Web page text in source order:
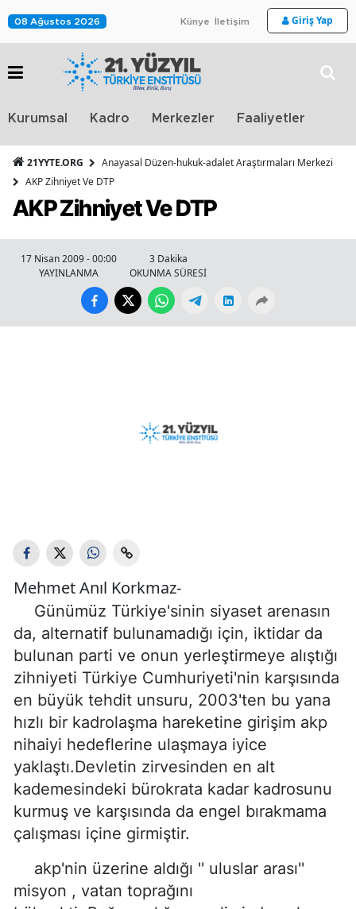
08 Ağustos 2026 Künye İletişim Giriş Yap
Kurumsal Kadro Merkezler Faaliyetler
21YYTE.ORG
Anayasal Düzen-hukuk-adalet Araştırmaları Merkezi
AKP Zihniyet Ve DTP
AKP Zihniyet Ve DTP
17 Nisan 2009 - 00:00
YAYINLANMA
3 Dakika
OKUNMA SÜRESİ
Mehmet Anıl Korkmaz-
Günümüz Türkiye'sinin siyaset arenasın
da, alternatif bulunamadığı için, iktidar da
bulunan parti ve onun yerleştirmeye alıştığı
zihniyeti Türkiye Cumhuriyeti'nin karşısında
en büyük tehdit unsuru, 2003'ten bu yana
hızlı bir kadrolaşma hareketine girişim akp
nihaiyi hedeflerine ulaşmaya iyice
yaklaştı.Devletin zirvesinden en alt
kademesindeki bürokrata kadar kadrosunu
kurmuş ve karşısında da engel bırakmama
çalışması içine girmiştir.
akp'nin üzerine aldığı '' uluslar arası''
misyon , vatan toprağını